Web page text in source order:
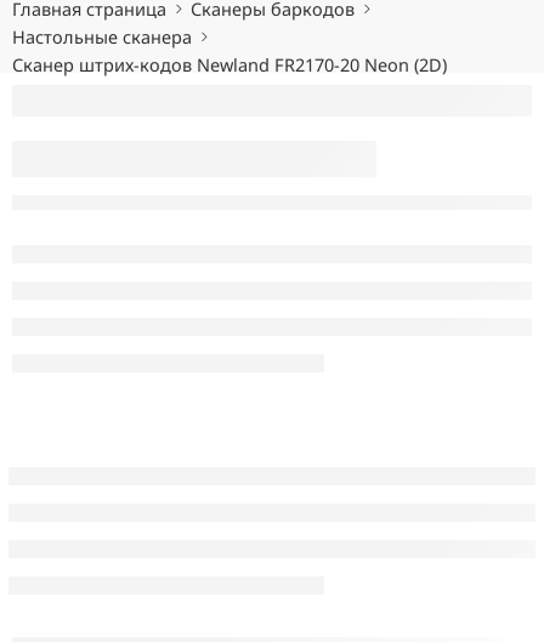
Главная страница
Сканеры баркодов
Настольные сканера
Сканер штрих-кодов Newland FR2170-20 Neon (2D)